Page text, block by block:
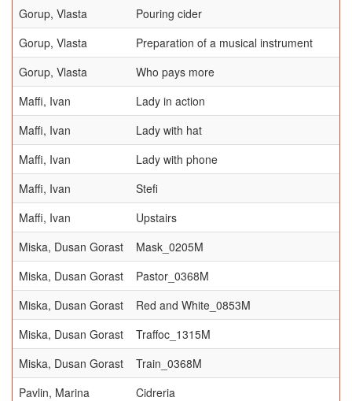
Gorup, Vlasta
Pouring cider
Gorup, Vlasta
Preparation of a musical instrument
Gorup, Vlasta
Who pays more
Maffi, Ivan
Lady in action
Maffi, Ivan
Lady with hat
Maffi, Ivan
Lady with phone
Maffi, Ivan
Stefi
Maffi, Ivan
Upstairs
Miska, Dusan Gorast
Mask_0205M
Miska, Dusan Gorast
Pastor_0368M
Miska, Dusan Gorast
Red and White_0853M
Miska, Dusan Gorast
Traffoc_1315M
Miska, Dusan Gorast
Train_0368M
Pavlin, Marina
Cidreria